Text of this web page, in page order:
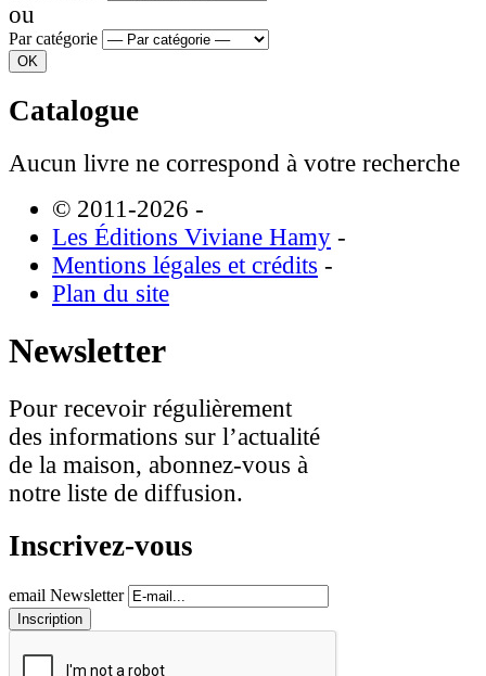
ou
Par catégorie
Catalogue
Aucun livre ne correspond à votre recherche
© 2011-2026 -
Les Éditions Viviane Hamy -
Mentions légales et crédits -
Plan du site
Newsletter
Pour recevoir régulièrement
des informations sur l’actualité
de la maison, abonnez-vous à
notre liste de diffusion.
Inscrivez-vous
email Newsletter